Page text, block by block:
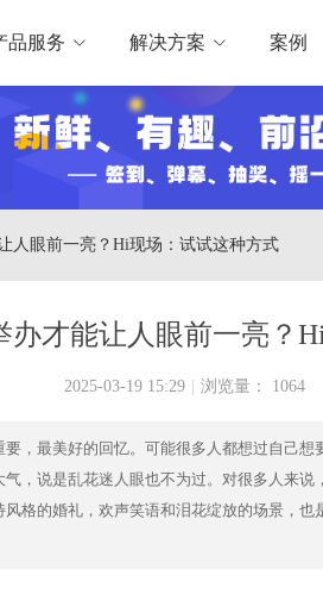
品服务 解决方案 案例
人眼前一亮？Hi现场：试试这种方式
办才能让人眼前一亮？
2025-03-19 15:29 | 浏览量： 1064
，最美好的回忆。可能很多人都想过自己
，说是乱花迷人眼也不为过。对很多人来
格的婚礼，欢声笑语和泪花绽放的场景，